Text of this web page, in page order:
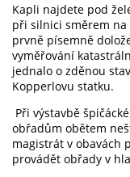
Kapli najdete pod
při silnici směrem na
prvně písemně
vyměřování
jednalo o zděnou
Kopperlovu statku.
Při výstavbě
obřadům obětem
magistrát v obavách
provádět obřady v